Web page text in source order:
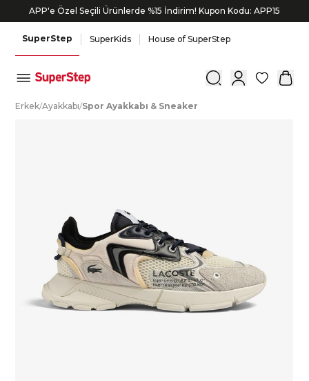
APP'e Özel Seçili Ürünlerde %15 İndirim! Kupon Kodu: APP15
Bonus kartlara özel vade farksız taksit seçenekleri!
SuperStep SuperKids House of SuperStep
0
Erkek/Ayakkabı/Spor Ayakkabı & Sneaker